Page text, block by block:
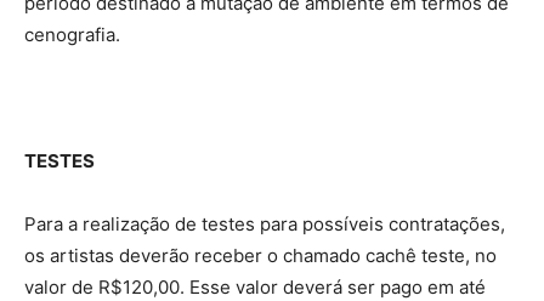
cenografia.
TESTES
Para a realização de testes para possíveis contratações,
os artistas deverão receber o chamado cachê teste, no
valor de R$120,00. Esse valor deverá ser pago em até